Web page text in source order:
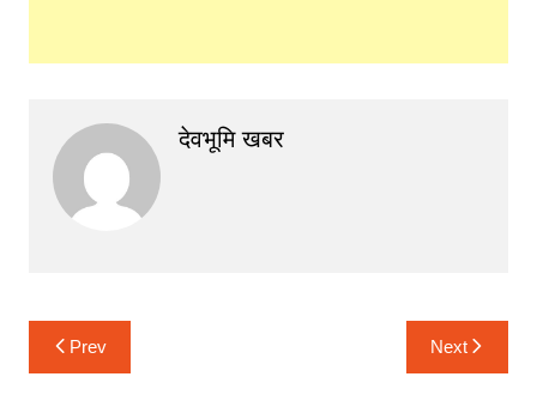
देवभूमि खबर
Post
navigation
Prev Next